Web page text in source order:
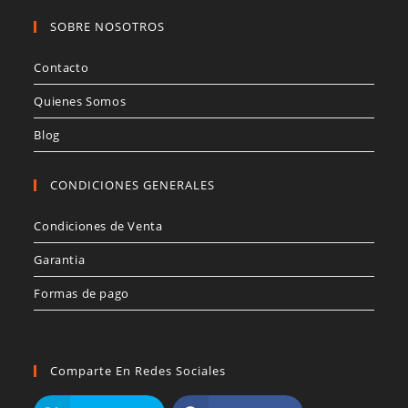
SOBRE NOSOTROS
Contacto
Quienes Somos
Blog
CONDICIONES GENERALES
Condiciones de Venta
Garantia
Formas de pago
Comparte En Redes Sociales